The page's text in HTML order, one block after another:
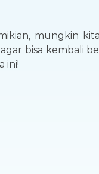
mungkin
bisa kembali
ini!